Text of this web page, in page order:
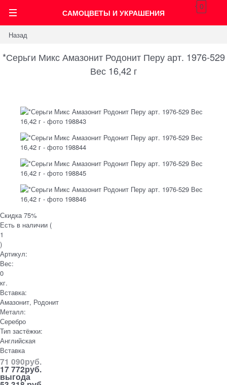
САМОЦВЕТЫ И УКРАШЕНИЯ
0
Назад
*Серьги Микс Амазонит Родонит Перу арт. 1976-529
Вес 16,42 г
Скидка 75%
Есть в наличии (
1
)
Артикул:
Вес:
0
кг.
Вставка:
Амазонит, Родонит
Металл:
Серебро
Тип застёжки:
Английская
Вставка
71 090руб.
17 772руб.
выгода